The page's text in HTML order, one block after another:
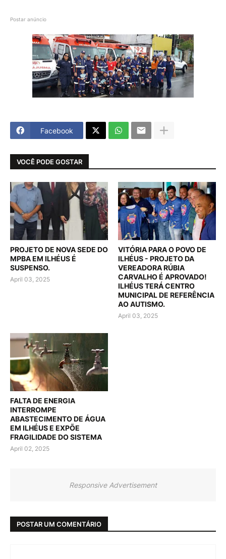
Postar anúncio
Facebook
VOCÊ PODE GOSTAR
PROJETO DE NOVA SEDE DO
MPBA EM ILHÉUS É
SUSPENSO.
April 03, 2025
VITÓRIA PARA O POVO DE
ILHÉUS - PROJETO DA
VEREADORA RÚBIA
CARVALHO É APROVADO!
ILHÉUS TERÁ CENTRO
MUNICIPAL DE REFERÊNCIA
AO AUTISMO.
April 03, 2025
FALTA DE ENERGIA
INTERROMPE
ABASTECIMENTO DE ÁGUA
EM ILHÉUS E EXPÕE
FRAGILIDADE DO SISTEMA
April 02, 2025
Responsive Advertisement
POSTAR UM COMENTÁRIO